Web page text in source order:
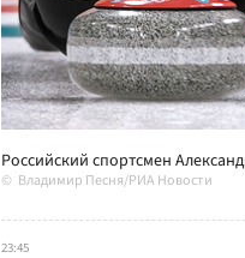
Российский спортсмен
Владимир Песня/РИА Новости
23:45